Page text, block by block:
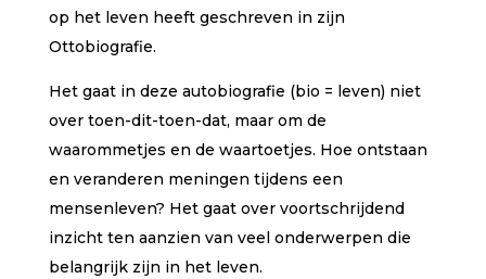
op het leven heeft geschreven in zijn
Ottobiografie.
Het gaat in deze autobiografie (bio = leven) niet
over toen-dit-toen-dat, maar om de
waarommetjes en de waartoetjes. Hoe ontstaan
en veranderen meningen tijdens een
mensenleven? Het gaat over voortschrijdend
inzicht ten aanzien van veel onderwerpen die
belangrijk zijn in het leven.